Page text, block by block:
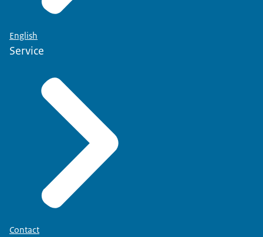
English
Service
Contact